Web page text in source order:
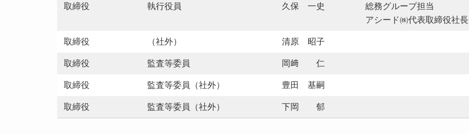
取締役 執行役員 久保 一史
総務グループ担当
アシード㈱代表取締役社長
取締役 （社外） 清原 昭子
取締役 監査等委員 岡﨑 仁
取締役 監査等委員（社外） 豊田 基嗣
取締役 監査等委員（社外） 下岡 郁